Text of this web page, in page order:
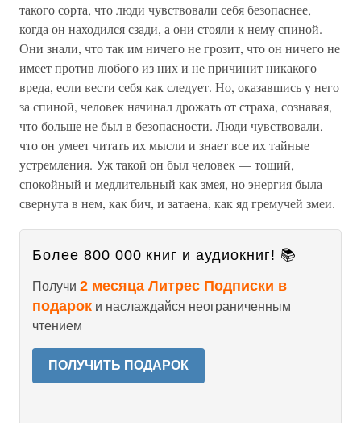
такого сорта, что люди чувствовали себя безопаснее,
когда он находился сзади, а они стояли к нему спиной.
Они знали, что так им ничего не грозит, что он ничего не
имеет против любого из них и не причинит никакого
вреда, если вести себя как следует. Но, оказавшись у него
за спиной, человек начинал дрожать от страха, сознавая,
что больше не был в безопасности. Люди чувствовали,
что он умеет читать их мысли и знает все их тайные
устремления. Уж такой он был человек — тощий,
спокойный и медлительный как змея, но энергия была
свернута в нем, как бич, и затаена, как яд гремучей змеи.
Более 800 000 книг и аудиокниг! 📚
Получи 2 месяца Литрес Подписки в
подарок и наслаждайся неограниченным
чтением
ПОЛУЧИТЬ ПОДАРОК